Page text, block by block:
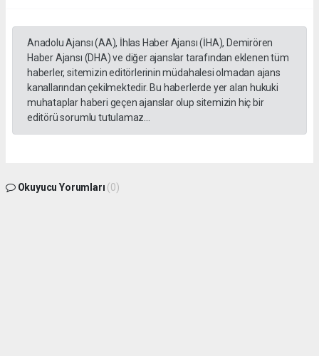
Anadolu Ajansı (AA), İhlas Haber Ajansı (İHA), Demirören
Haber Ajansı (DHA) ve diğer ajanslar tarafından eklenen tüm
haberler, sitemizin editörlerinin müdahalesi olmadan ajans
kanallarından çekilmektedir. Bu haberlerde yer alan hukuki
muhataplar haberi geçen ajanslar olup sitemizin hiç bir
editörü sorumlu tutulamaz...
Okuyucu Yorumları (0)